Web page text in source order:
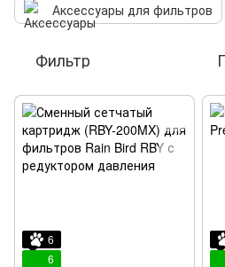
Аксессуары для фильтров
Фильтр
6
6